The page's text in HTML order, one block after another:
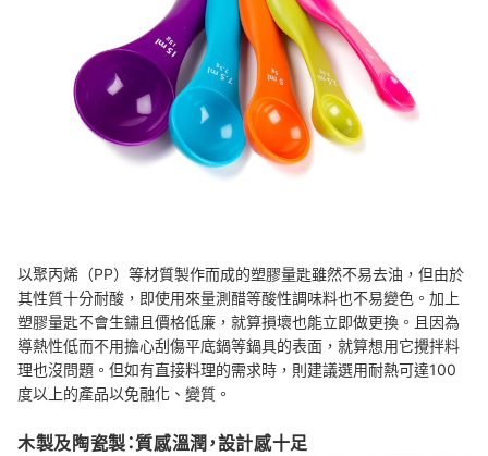
以聚丙烯（PP）等材質製作而成的塑膠量匙雖然不易去油，但由於
其性質十分耐酸，即使用來量測醋等酸性調味料也不易變色。加上
塑膠量匙不會生鏽且價格低廉，就算損壞也能立即做更換。且因為
導熱性低而不用擔心刮傷平底鍋等鍋具的表面，就算想用它攪拌料
理也沒問題。但如有直接料理的需求時，則建議選用耐熱可達100
度以上的產品以免融化、變質。
木製及陶瓷製：質感溫潤，設計感十足